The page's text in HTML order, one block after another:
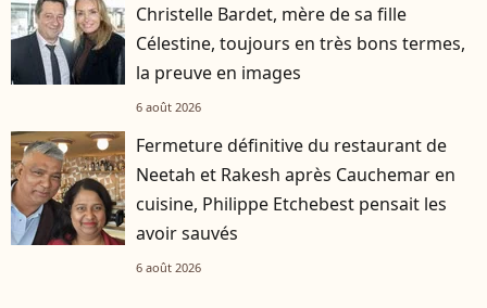
Christelle Bardet, mère de sa fille
Célestine, toujours en très bons termes,
la preuve en images
6 août 2026
Fermeture définitive du restaurant de
Neetah et Rakesh après Cauchemar en
cuisine, Philippe Etchebest pensait les
avoir sauvés
6 août 2026